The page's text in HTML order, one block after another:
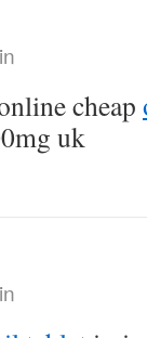
cheap
uk